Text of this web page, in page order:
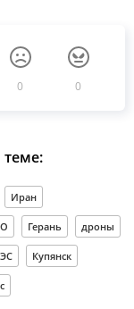
0 0
Иран
Герань дроны
Купянск